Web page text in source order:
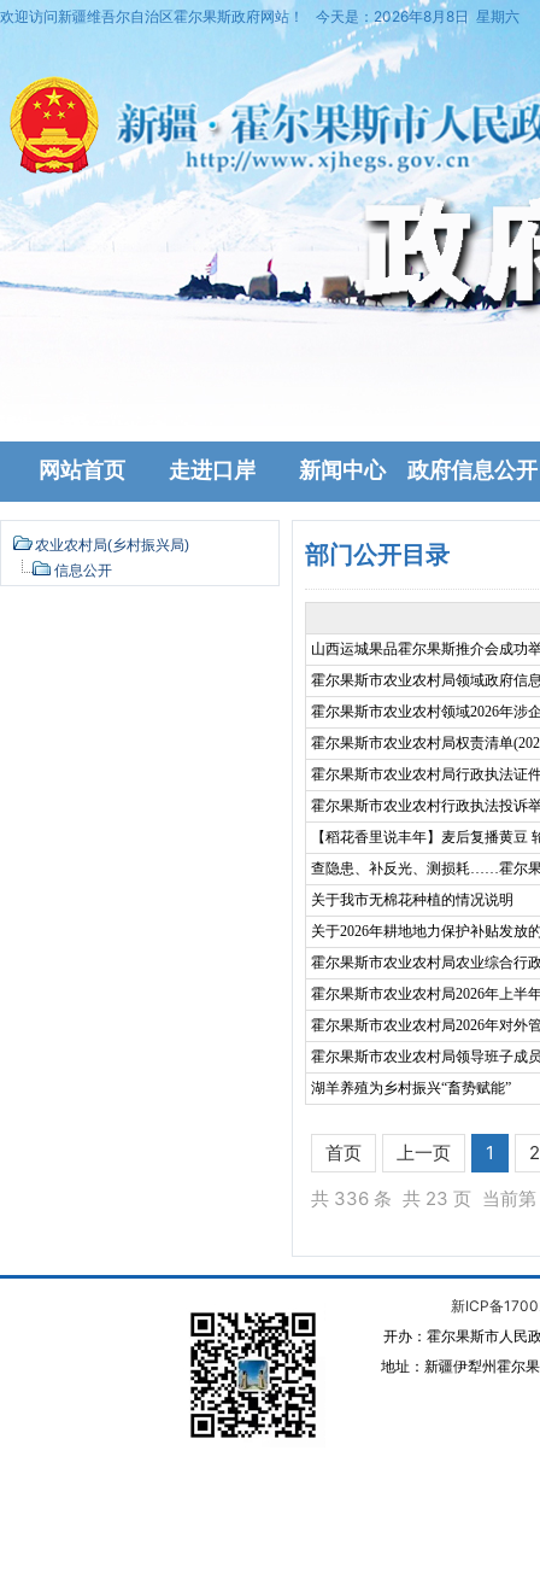
欢迎访问新疆维吾尔自治区霍尔果斯政府网站！ 今天是： 2026年8月8日 星期六
网站首页 走进口岸 新闻中心 政府信息公开
农业农村局(乡村振兴局)
信息公开
部门公开目录
山西运城果品霍尔果斯推介会成功
霍尔果斯市农业农村局领域政府信
霍尔果斯市农业农村领域2026年涉
霍尔果斯市农业农村局权责清单
霍尔果斯市农业农村局行政执法证
霍尔果斯市农业农村行政执法投诉
【稻花香里说丰年】麦后复播黄豆
查隐患、补反光、测损耗……霍尔
关于我市无棉花种植的情况说明
关于2026年耕地地力保护补贴发放
霍尔果斯市农业农村局农业综合行
霍尔果斯市农业农村局2026年上半
霍尔果斯市农业农村局2026年对外
霍尔果斯市农业农村局领导班子成
湖羊养殖为乡村振兴“畜势赋能”
首页 上一页 1
2
共 336 条 共 23 页 当前第
新ICP备
开办：霍尔果斯市人民
地址：新疆伊犁州霍